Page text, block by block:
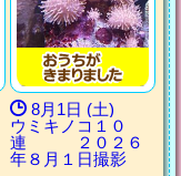
8月1日 (土)
ウミキノコ１０
連 ２０２６
年８月１日撮影